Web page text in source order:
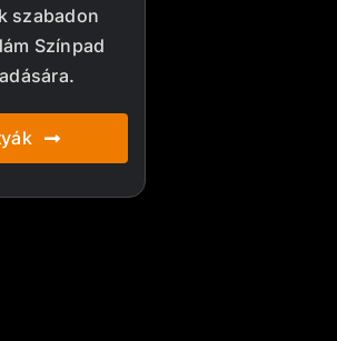
szabadon
Színpad